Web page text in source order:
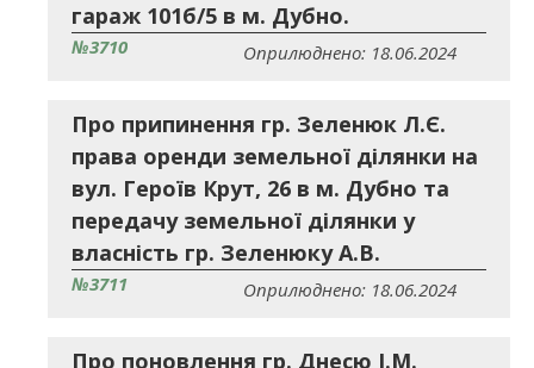
гараж 101б/5 в м. Дубно.
№3710 Оприлюднено: 18.06.2024
Про припинення гр. Зеленюк Л.Є.
права оренди земельної ділянки на
вул. Героїв Крут, 26 в м. Дубно та
передачу земельної ділянки у
власність гр. Зеленюку А.В.
№3711 Оприлюднено: 18.06.2024
Про поновлення гр. Днесю І.М.